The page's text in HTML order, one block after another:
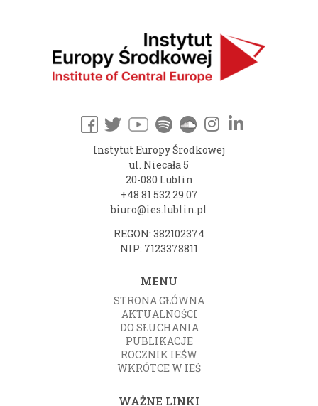
Instytut Europy Środkowej
ul. Niecała 5
20-080 Lublin
+48 81 532 29 07
biuro@ies.lublin.pl
REGON: 382102374
NIP: 7123378811
MENU
STRONA GŁÓWNA
AKTUALNOŚCI
DO SŁUCHANIA
PUBLIKACJE
ROCZNIK IEŚW
WKRÓTCE W IEŚ
WAŻNE LINKI